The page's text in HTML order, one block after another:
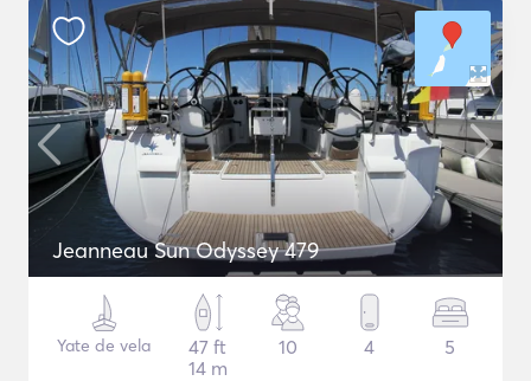
Jeanneau Sun Odyssey 479
Yate de vela
47 ft
14 m
10 4 5